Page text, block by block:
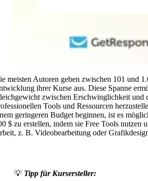
meisten Autoren geben zwischen 101 und
ihrer Kurse aus. Diese Spanne
zwischen Erschwinglichkeit und
Tools und Ressourcen
geringeren Budget beginnen, ist es
$ zu erstellen, indem sie Free Tools nutzen
z. B. Videobearbeitung oder
💡 Tipp für Kursersteller: